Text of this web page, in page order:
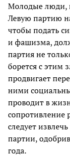
Молодые люди,
Левую партию
чтобы подать
и фашизма,
партия не
борется с этим
продвигает
ними
проводит в
сопротивление
следует
партии,
года.